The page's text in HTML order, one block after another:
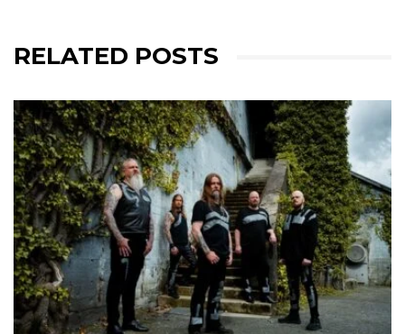
RELATED POSTS